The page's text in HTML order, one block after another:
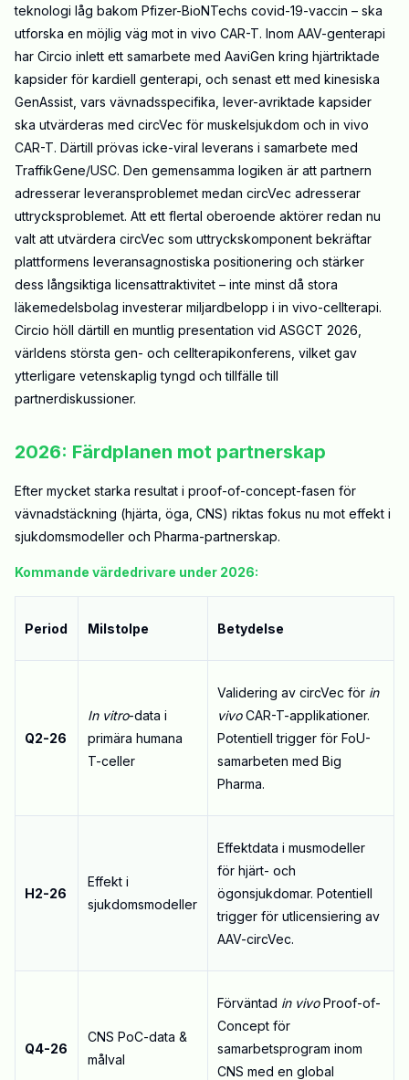
teknologi låg bakom Pfizer-BioNTechs covid-19-vaccin – ska
utforska en möjlig väg mot in vivo CAR-T. Inom AAV-genterapi
har Circio inlett ett samarbete med AaviGen kring hjärtriktade
kapsider för kardiell genterapi, och senast ett med kinesiska
GenAssist, vars vävnadsspecifika, lever-avriktade kapsider
ska utvärderas med circVec för muskelsjukdom och in vivo
CAR-T. Därtill prövas icke-viral leverans i samarbete med
TraffikGene/USC. Den gemensamma logiken är att partnern
adresserar leveransproblemet medan circVec adresserar
uttrycksproblemet. Att ett flertal oberoende aktörer redan nu
valt att utvärdera circVec som uttryckskomponent bekräftar
plattformens leveransagnostiska positionering och stärker
dess långsiktiga licensattraktivitet – inte minst då stora
läkemedelsbolag investerar miljardbelopp i in vivo-cellterapi.
Circio höll därtill en muntlig presentation vid ASGCT 2026,
världens största gen- och cellterapikonferens, vilket gav
ytterligare vetenskaplig tyngd och tillfälle till
partnerdiskussioner.
2026: Färdplanen mot partnerskap
Efter mycket starka resultat i proof-of-concept-fasen för
vävnadstäckning (hjärta, öga, CNS) riktas fokus nu mot effekt i
sjukdomsmodeller och Pharma-partnerskap.
Kommande värdedrivare under 2026:
Period Milstolpe Betydelse
Q2-26
In vitro-data i
primära humana
T-celler
Validering av circVec för in
vivoCAR-T-applikationer.
Potentiell trigger för FoU-
samarbeten med Big
Pharma.
H2-26
Effekt i
sjukdomsmodeller
Effektdata i musmodeller
för hjärt- och
ögonsjukdomar.Potentiell
trigger för utlicensiering av
AAV-circVec.
Q4-26
CNS PoC-data &
målval
Förväntad in vivoProof-of-
Concept för
samarbetsprogram inom
CNS med en global